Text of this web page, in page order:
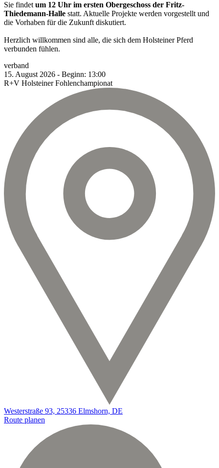
Sie findet um 12 Uhr im ersten Obergeschoss der Fritz-
Thiedemann-Halle statt. Aktuelle Projekte werden vorgestellt und
die Vorhaben für die Zukunft diskutiert.
Herzlich willkommen sind alle, die sich dem Holsteiner Pferd
verbunden fühlen.
verband
15. August 2026 - Beginn: 13:00
R+V Holsteiner Fohlenchampionat
Westerstraße 93, 25336 Elmshorn, DE
Route planen